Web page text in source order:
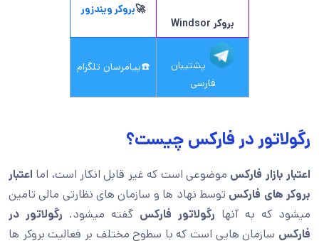
بروکر Windsor
🚀بروکر ویندزور
پشتیبان
فارسی
☎️پیامرسان تلگرام
رگولاتور در فارکس چیست؟
اعتبار بازار فارکس موضوعی است که غیر قابل انکار است، اما اعتبار
بروکر های فارکس توسط نهاد ها و سازمان های نظارتی مالی تامین
میشود که به آنها رگولاتور فارکس گفته میشود. رگولاتور در
فارکس سازمان هایی است که با سطوح مختلف بر فعالیت بروکر ها